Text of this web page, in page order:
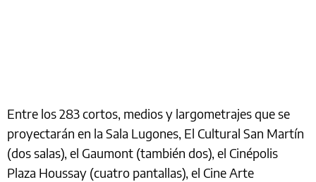
Entre los 283 cortos, medios y largometrajes que se
proyectarán en la Sala Lugones, El Cultural San Martín
(dos salas), el Gaumont (también dos), el Cinépolis
Plaza Houssay (cuatro pantallas), el Cine Arte